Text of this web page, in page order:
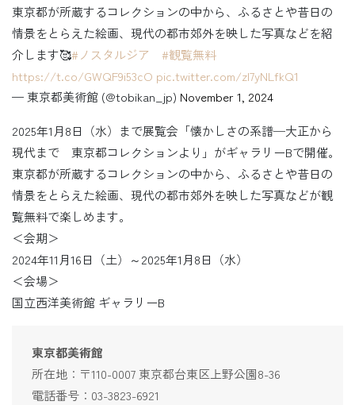
東京都が所蔵するコレクションの中から、ふるさとや昔日の
情景をとらえた絵画、現代の都市郊外を映した写真などを紹
介します🥰#ノスタルジア
#観覧無料
https://t.co/GWQF9i53cO pic.twitter.com/zI7yNLfkQ1
— 東京都美術館 (@tobikan_jp) November 1, 2024
2025年1月8日（水）まで展覧会「懐かしさの系譜─大正から
現代まで 東京都コレクションより」がギャラリーBで開催。
東京都が所蔵するコレクションの中から、ふるさとや昔日の
情景をとらえた絵画、現代の都市郊外を映した写真などが観
覧無料で楽しめます。
＜会期＞
2024年11月16日（土）～2025年1月8日（水）
＜会場＞
国立西洋美術館 ギャラリーB
東京都美術館
所在地：〒110-0007 東京都台東区上野公園8-36
電話番号：03-3823-6921